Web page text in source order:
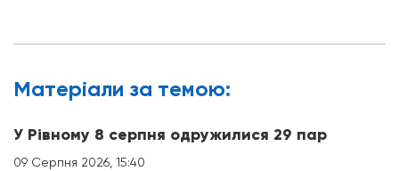
Матерiали за темою:
У Рівному 8 серпня одружилися 29 пар
09 Серпня 2026, 15:40